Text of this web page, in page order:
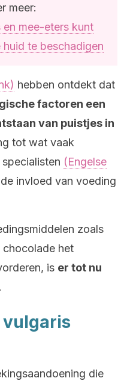
meer:
en mee-eters kunt
te beschadigen
hebben ontdekt dat
factoren een
van puistjes in
tot wat vaak
(Engelse
invloed van voeding
zoals
het
is er tot nu
.
vulgaris
die